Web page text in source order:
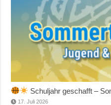
Schuljahr geschafft –
17. Juli 2026